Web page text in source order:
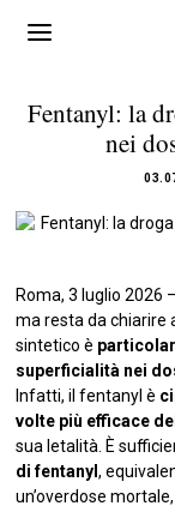
Fentanyl: la
nei
Roma, 3 luglio 2026
ma resta da chiarire
sintetico è
superficialità nei
Infatti, il fentanyl è
volte più efficace
sua letalità. È
di fentanyl,
un’overdose